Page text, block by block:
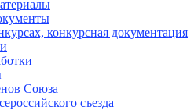
конкурсная документация
Союза
съезда